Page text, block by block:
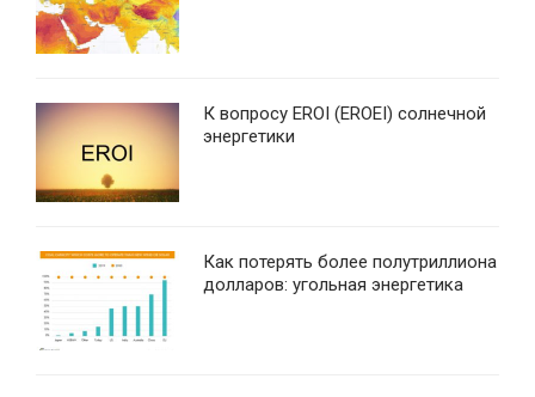
К вопросу EROI (EROEI) солнечной
энергетики
Как потерять более полутриллиона
долларов: угольная энергетика